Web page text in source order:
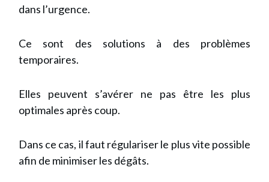
dans l’urgence.
Ce sont des solutions à des problèmes
temporaires.
Elles peuvent s’avérer ne pas être les plus
optimales après coup.
Dans ce cas, il faut régulariser le plus vite possible
afin de minimiser les dégâts.